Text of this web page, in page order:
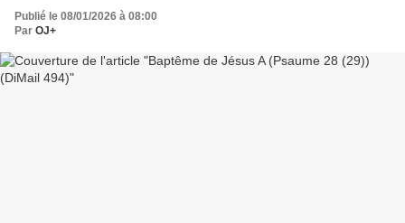
Publié le 08/01/2026 à 08:00
Par OJ+